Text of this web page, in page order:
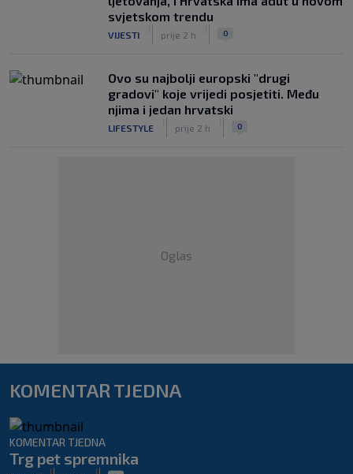
svjetskom trendu
VIJESTI prije 2 h 0
Ovo su najbolji europski "drugi
gradovi" koje vrijedi posjetiti. Među
njima i jedan hrvatski
LIFESTYLE prije 2 h 0
Oglas
KOMENTAR TJEDNA
KOMENTAR TJEDNA
Trg pet spremnika
| |